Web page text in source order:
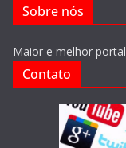
Sobre nós
Maior e melhor
Contato